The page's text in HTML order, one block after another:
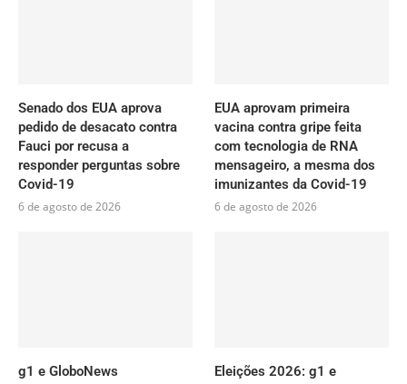
Senado dos EUA aprova
pedido de desacato contra
Fauci por recusa a
responder perguntas sobre
Covid-19
6 de agosto de 2026
EUA aprovam primeira
vacina contra gripe feita
com tecnologia de RNA
mensageiro, a mesma dos
imunizantes da Covid-19
6 de agosto de 2026
g1 e GloboNews
Eleições 2026: g1 e